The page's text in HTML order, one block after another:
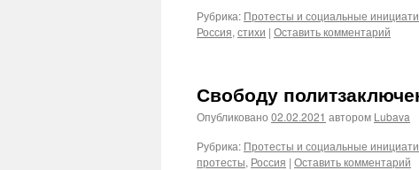
Рубрика: Протесты и социальные
Россия, стихи | Оставить комментарий
Свободу
Опубликовано 02.02.2021 автором Lubava
Рубрика: Протесты и социальные
протесты, Россия | Оставить комментарий